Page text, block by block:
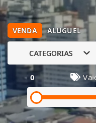
VENDA ALUGUEL
CATEGORIAS
0